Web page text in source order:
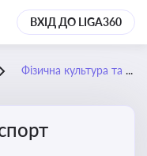
ВХІД ДО LIGA360
Фізична культура та спорт